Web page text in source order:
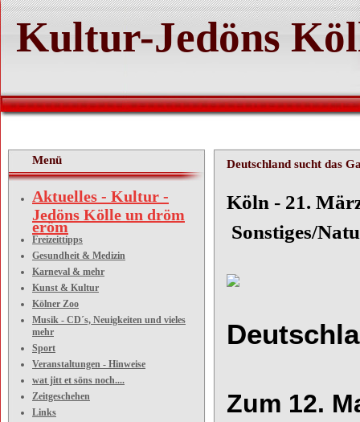
Kultur-Jedöns
Menü
Aktuelles - Kultur -
Jedöns Kölle un dröm
eröm
Freizeittipps
Gesundheit & Medizin
Karneval & mehr
Kunst & Kultur
Kölner Zoo
Musik - CD´s, Neuigkeiten und vieles
mehr
Sport
Veranstaltungen - Hinweise
wat jitt et söns noch....
Zeitgeschehen
Links
Deutschland sucht das
Köln
Sonstiges/
Zum 12.